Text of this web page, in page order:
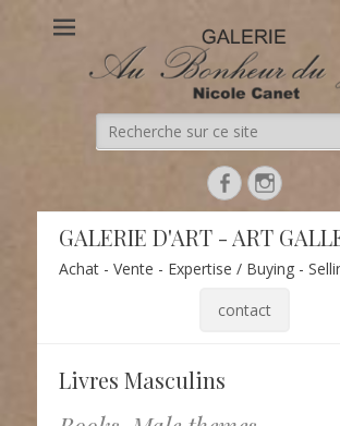
Au
Le site officiel de la Galerie d'Art Au
Canet à Paris
Recherche
de:
Facebook
GALERIE D'ART - ART
Achat - Vente - Expertise / Buying -
contact
Livres Masculins